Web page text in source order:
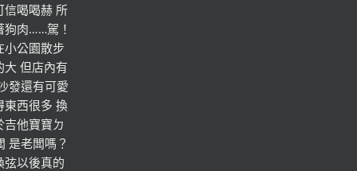
信喝喝赫 所
狗肉……駕！
小公園散步
大 但店內有
發還有可愛
東西很多 換
吉他寶寶ㄉ
是老闆嗎？
弦以後真的